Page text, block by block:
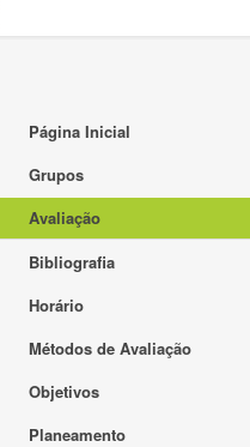
Página Inicial
Grupos
Avaliação
Bibliografia
Horário
Métodos de Avaliação
Objetivos
Planeamento